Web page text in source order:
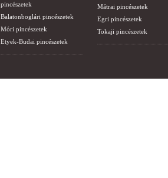
pincészetek
Balatonboglári pincészetek
Móri pincészetek
Etyek-Budai pincészetek
Mátrai pincészetek
Egri pincészetek
Tokaji pincészetek